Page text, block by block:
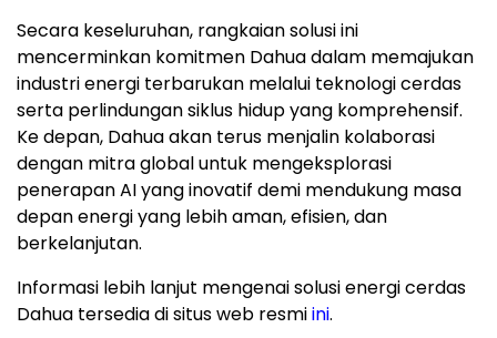
Secara keseluruhan, rangkaian solusi ini
mencerminkan komitmen Dahua dalam memajukan
industri energi terbarukan melalui teknologi cerdas
serta perlindungan siklus hidup yang komprehensif.
Ke depan, Dahua akan terus menjalin kolaborasi
dengan mitra global untuk mengeksplorasi
penerapan AI yang inovatif demi mendukung masa
depan energi yang lebih aman, efisien, dan
berkelanjutan.
Informasi lebih lanjut mengenai solusi energi cerdas
Dahua tersedia di situs web resmiini.